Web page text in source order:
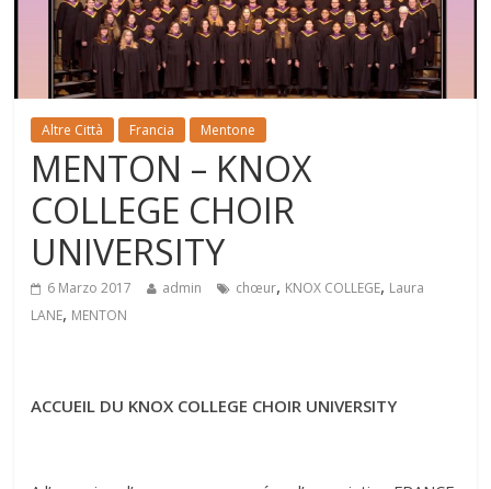
Altre Città Francia Mentone
MENTON – KNOX
COLLEGE CHOIR
UNIVERSITY
6 Marzo 2017 admin chœur, KNOX COLLEGE, Laura
LANE, MENTON
ACCUEIL DU KNOX COLLEGE CHOIR UNIVERSITY